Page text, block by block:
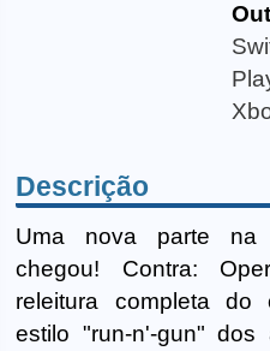
Descrição
Uma nova parte na
chegou! Contra:
releitura completa
estilo "run-n'-gun" dos